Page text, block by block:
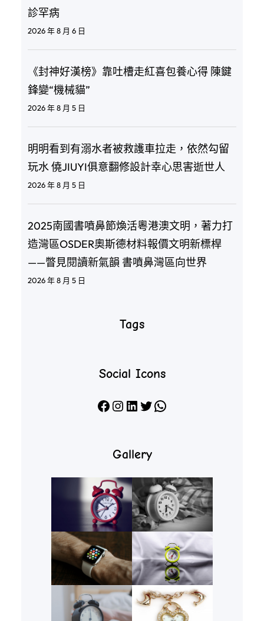
診罕病
2026 年 8 月 6 日
《封神好漢榜》靠吐槽走紅喜包養心得 陳鍵
鋒變“機械貓”
2026 年 8 月 5 日
明明看到有溺水者被救護車拉走，依然勾留
玩水 僥JIUYI俱意翻修設計幸心思害逝世人
2026 年 8 月 5 日
2025南國書噴鼻節煥活粵港澳文明，著力打
造灣區OSDER奧斯德材料報價文明新標桿
——瞥見閱讀新氣韻 書噴鼻灣區向世界
2026 年 8 月 5 日
Tags
Social Icons
Facebook Instagram LinkedIn X WhatsApp
Gallery